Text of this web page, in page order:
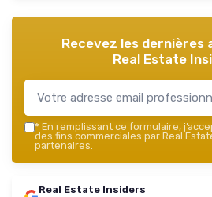
Recevez les dernières
Real Estate
* En remplissant ce formulaire,
des fins commerciales par Real
partenaires.
Real Estate Insiders